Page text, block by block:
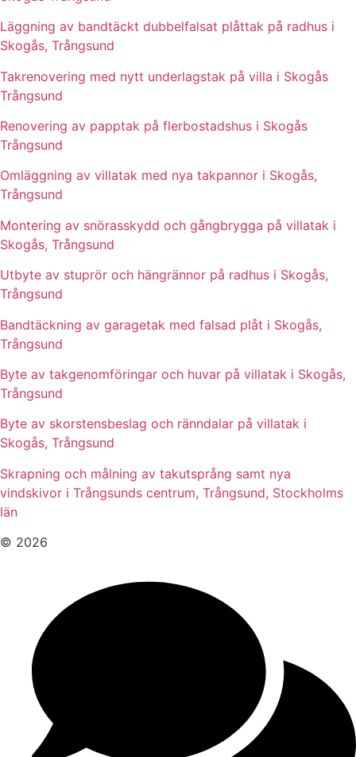
Läggning av bandtäckt dubbelfalsat plåttak på radhus i
Skogås, Trångsund
Takrenovering med nytt underlagstak på villa i Skogås
Trångsund
Renovering av papptak på flerbostadshus i Skogås
Trångsund
Omläggning av villatak med nya takpannor i Skogås,
Trångsund
Montering av snörasskydd och gångbrygga på villatak i
Skogås, Trångsund
Utbyte av stuprör och hängrännor på radhus i Skogås,
Trångsund
Bandtäckning av garagetak med falsad plåt i Skogås,
Trångsund
Byte av takgenomföringar och huvar på villatak i Skogås,
Trångsund
Byte av skorstensbeslag och ränndalar på villatak i
Skogås, Trångsund
Skrapning och målning av takutsprång samt nya
vindskivor i Trångsunds centrum, Trångsund, Stockholms
län
© 2026